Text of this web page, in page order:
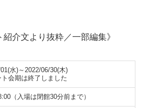
紹介文より抜粋／一部編集》
水)～2022/06/30(木)
会期は終了しました
（入場は閉館30分前まで）